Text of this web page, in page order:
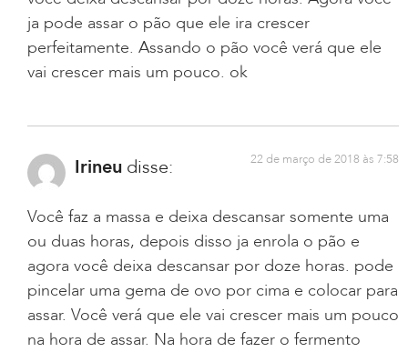
ja pode assar o pão que ele ira crescer
perfeitamente. Assando o pão você verá que ele
vai crescer mais um pouco. ok
Irineu disse: 22 de março de 2018 às 7:58
Você faz a massa e deixa descansar somente uma
ou duas horas, depois disso ja enrola o pão e
agora você deixa descansar por doze horas. pode
pincelar uma gema de ovo por cima e colocar para
assar. Você verá que ele vai crescer mais um pouco
na hora de assar. Na hora de fazer o fermento